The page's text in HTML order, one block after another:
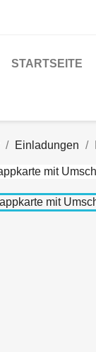
STARTSEITE
Einladungen